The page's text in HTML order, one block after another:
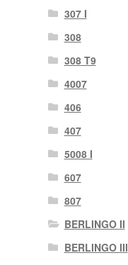
307 I
308
308 T9
4007
406
407
5008 I
607
807
BERLINGO II
BERLINGO III